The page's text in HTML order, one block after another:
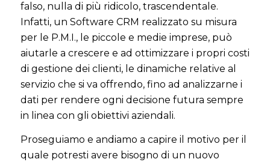
falso, nulla di più ridicolo, trascendentale.
Infatti, un Software CRM realizzato su misura
per le P.M.I., le piccole e medie imprese, può
aiutarle a crescere e ad ottimizzare i propri costi
di gestione dei clienti, le dinamiche relative al
servizio che si va offrendo, fino ad analizzarne i
dati per rendere ogni decisione futura sempre
in linea con gli obiettivi aziendali.
Proseguiamo e andiamo a capire il motivo per il
quale potresti avere bisogno di un nuovo